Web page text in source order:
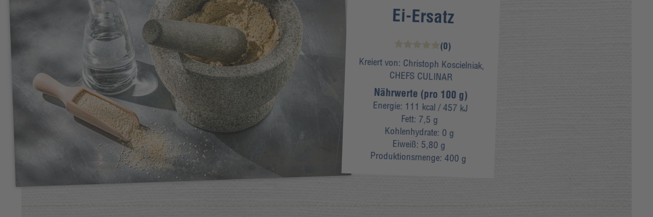
Ei-Ersatz
(0)
Kreiert von: Christoph Koscielniak,
CHEFS CULINAR
Nährwerte (pro 100 g)
Energie: 111 kcal/ 457 kJ
Fett: 7,5 g
Kohlenhydrate: 0 g
Eiweiß: 5,80 g
Produktionsmenge:400 g